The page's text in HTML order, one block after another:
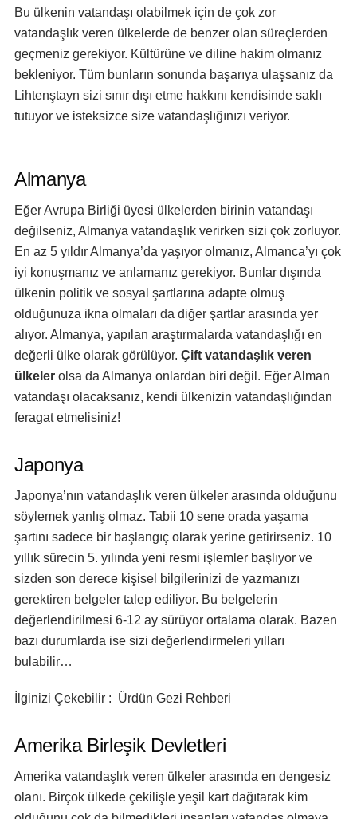
Bu ülkenin vatandaşı olabilmek için de çok zor
vatandaşlık veren ülkelerde de benzer olan süreçlerden
geçmeniz gerekiyor. Kültürüne ve diline hakim olmanız
bekleniyor. Tüm bunların sonunda başarıya ulaşsanız da
Lihtenştayn sizi sınır dışı etme hakkını kendisinde saklı
tutuyor ve isteksizce size vatandaşlığınızı veriyor.
Almanya
Eğer Avrupa Birliği üyesi ülkelerden birinin vatandaşı
değilseniz, Almanya vatandaşlık verirken sizi çok zorluyor.
En az 5 yıldır Almanya’da yaşıyor olmanız, Almanca’yı çok
iyi konuşmanız ve anlamanız gerekiyor. Bunlar dışında
ülkenin politik ve sosyal şartlarına adapte olmuş
olduğunuza ikna olmaları da diğer şartlar arasında yer
alıyor. Almanya, yapılan araştırmalarda vatandaşlığı en
değerli ülke olarak görülüyor. Çift vatandaşlık veren
ülkeler olsa da Almanya onlardan biri değil. Eğer Alman
vatandaşı olacaksanız, kendi ülkenizin vatandaşlığından
feragat etmelisiniz!
Japonya
Japonya’nın vatandaşlık veren ülkeler arasında olduğunu
söylemek yanlış olmaz. Tabii 10 sene orada yaşama
şartını sadece bir başlangıç olarak yerine getirirseniz. 10
yıllık sürecin 5. yılında yeni resmi işlemler başlıyor ve
sizden son derece kişisel bilgilerinizi de yazmanızı
gerektiren belgeler talep ediliyor. Bu belgelerin
değerlendirilmesi 6-12 ay sürüyor ortalama olarak. Bazen
bazı durumlarda ise sizi değerlendirmeleri yılları
bulabilir…
İlginizi Çekebilir : Ürdün Gezi Rehberi
Amerika Birleşik Devletleri
Amerika vatandaşlık veren ülkeler arasında en dengesiz
olanı. Birçok ülkede çekilişle yeşil kart dağıtarak kim